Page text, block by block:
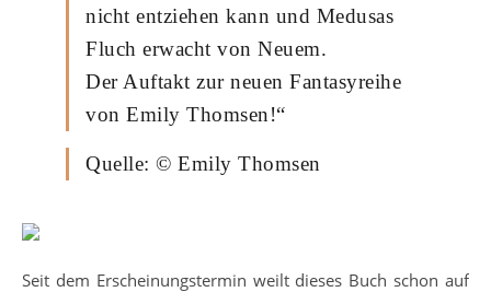
nicht entziehen kann und Medusas
Fluch erwacht von Neuem.
Der Auftakt zur neuen Fantasyreihe
von Emily Thomsen!“
Quelle: © Emily Thomsen
Seit dem Erscheinungstermin weilt dieses Buch schon auf